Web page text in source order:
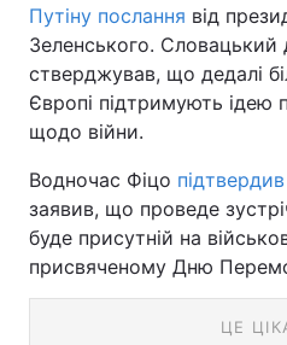
Путіну послання від
Зеленського. Словацький
стверджував, що дедалі
Європі підтримують ідею
щодо війни.
Водночас Фіцо
заявив, що проведе
буде присутній на
присвяченому Дню